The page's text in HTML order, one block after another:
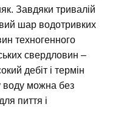
Завдяки тривалій
шар водотривких
техногенного
свердловин –
дебіт і термін
воду можна без
пиття і